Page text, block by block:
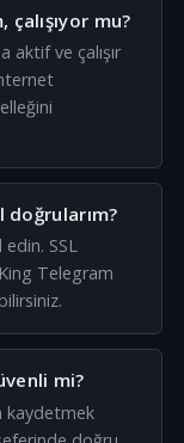
mu?
aktif ve çalışır
doğrularım?
SSL
Telegram
mi?
kaydetmek